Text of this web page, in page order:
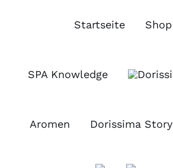
Startseite Shop
SPA Knowledge
Aromen Dorissima Story